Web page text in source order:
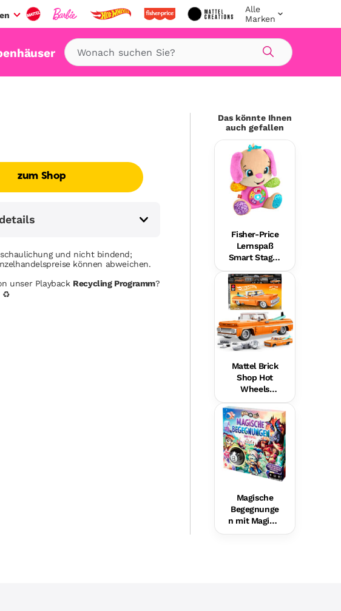
Alle
Marken
Suche
zum Shop
und nicht bindend;
können abweichen.
unser Playback Recycling Programm?
♻
Das könnte Ihnen
auch gefallen
Fisher-Price
Lernspaß
Smart Stages
Plüsch-
Hundefreund
in Für Babys,
Musikalische
s
Lernspielzeu
g,
Mehrsprachi
ge Version
Mattel Brick
Shop Hot
Wheels
Custom ’62
Chevy
Pickup
Bauset (858
Teile), Für
Sammler
Magische
Begegnunge
n mit Magic 8
Ball